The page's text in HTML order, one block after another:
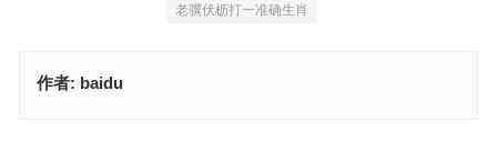
老骥伏枥打一准确生肖
作者: baidu